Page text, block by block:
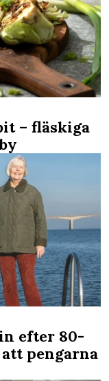
– fläskiga
efter 80-
att pengarna